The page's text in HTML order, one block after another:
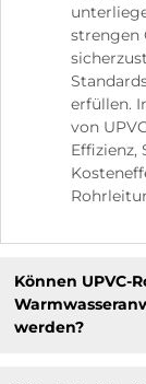
strengen
erfüllen.
von
Effizienz,
Können UPVC-
werden?